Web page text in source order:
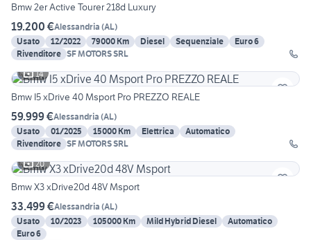
Bmw 2er Active Tourer 218d Luxury
19.200 €Alessandria (AL)
Usato
12/2022 79000 Km Diesel Sequenziale
Euro 6
Rivenditore SF MOTORS SRL
14
Bmw I5 xDrive 40 Msport Pro PREZZO REALE
59.999 €Alessandria (AL)
Usato
01/2025 15000 Km Elettrica
Automatico
Rivenditore SF MOTORS SRL
20
Bmw X3 xDrive20d 48V Msport
33.499 €Alessandria (AL)
Usato
10/2023 105000 Km Mild Hybrid Diesel
Automatico
Euro 6